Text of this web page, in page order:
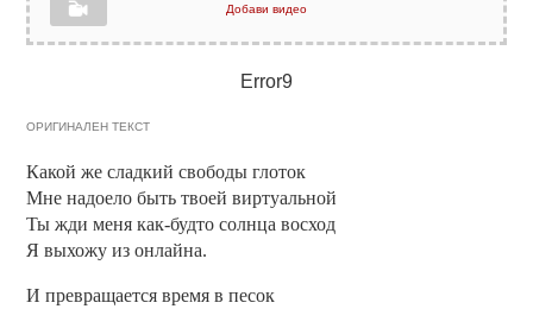
Добави видео
Error9
ОРИГИНАЛЕН ТЕКСТ
Какой же сладкий свободы глоток
Мне надоело быть твоей виртуальной
Ты жди меня как-будто солнца восход
Я выхожу из онлайна.
И превращается время в песок